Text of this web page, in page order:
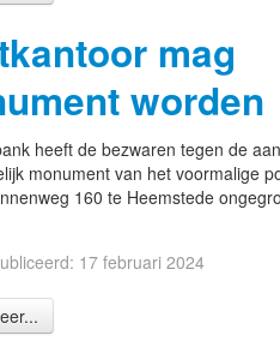
mag
worden
heeft de bezwaren tegen de
monument van het voormalige
160 te Heemstede
17 februari 2024